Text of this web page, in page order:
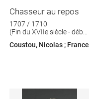
Chasseur au repos
1707 / 1710
(Fin du XVIIe siècle - début
du XVIIIe siècle)
Coustou, Nicolas ; France